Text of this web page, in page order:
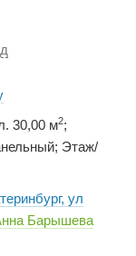
30,00 м2;
Этаж/
ул
Барышева